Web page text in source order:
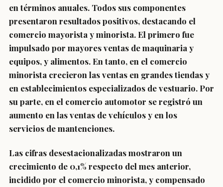
en términos anuales. Todos sus componentes
presentaron resultados positivos, destacando el
comercio mayorista y minorista. El primero fue
impulsado por mayores ventas de maquinaria y
equipos, y alimentos. En tanto, en el comercio
minorista crecieron las ventas en grandes tiendas y
en establecimientos especializados de vestuario. Por
su parte, en el comercio automotor se registró un
aumento en las ventas de vehículos y en los
servicios de mantenciones.
Las cifras desestacionalizadas mostraron un
crecimiento de 0,1% respecto del mes anterior,
incidido por el comercio minorista, y compensado